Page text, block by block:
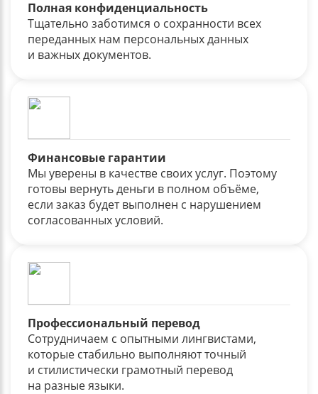
Полная конфиденциальность
Тщательно заботимся о сохранности всех
переданных нам персональных данных
и важных документов.
Финансовые гарантии
Мы уверены в качестве своих услуг. Поэтому
готовы вернуть деньги в полном объёме,
если заказ будет выполнен с нарушением
согласованных условий.
Профессиональный перевод
Сотрудничаем с опытными лингвистами,
которые стабильно выполняют точный
и стилистически грамотный перевод
на разные языки.